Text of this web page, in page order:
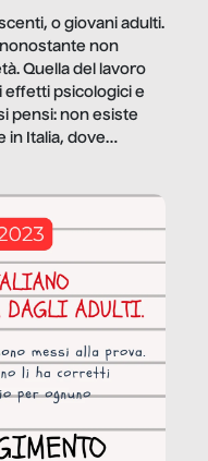
o giovani adulti.
non
Quella del lavoro
effetti psicologici e
pensi: non esiste
in Italia, dove